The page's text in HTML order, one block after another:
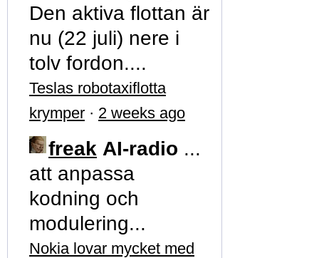
Den aktiva flottan är
nu (22 juli) nere i
tolv fordon....
Teslas robotaxiflotta
krymper · 2 weeks ago
freak AI-radio ...
att anpassa
kodning och
modulering...
Nokia lovar mycket med